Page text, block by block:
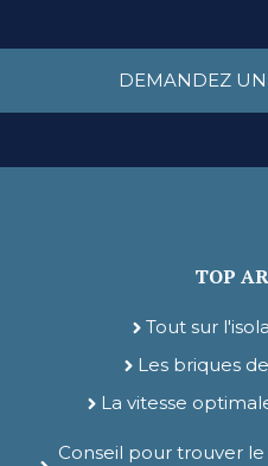
DEMANDEZ UN
TOP
Tout sur
Les briques
La vitesse
Conseil pour trouver